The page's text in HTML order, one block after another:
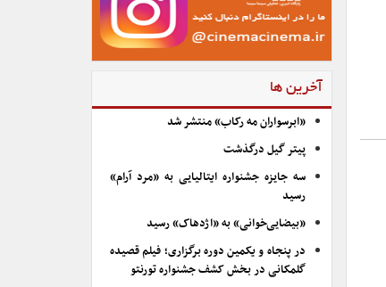
آخرین ها
«ابرسواران مه رکاب» منتشر شد
پیتر گیل درگذشت
سه جایزه جشنواره ایتالیایی به «مرد آرام»
رسید
«بیضایی‌خوانی» به «اژدهاک» رسید
در پنجاه و یکمین دوره برگزاری؛ فیلم قصیده
گلمکانی در بخش کشف جشنواره تورنتو